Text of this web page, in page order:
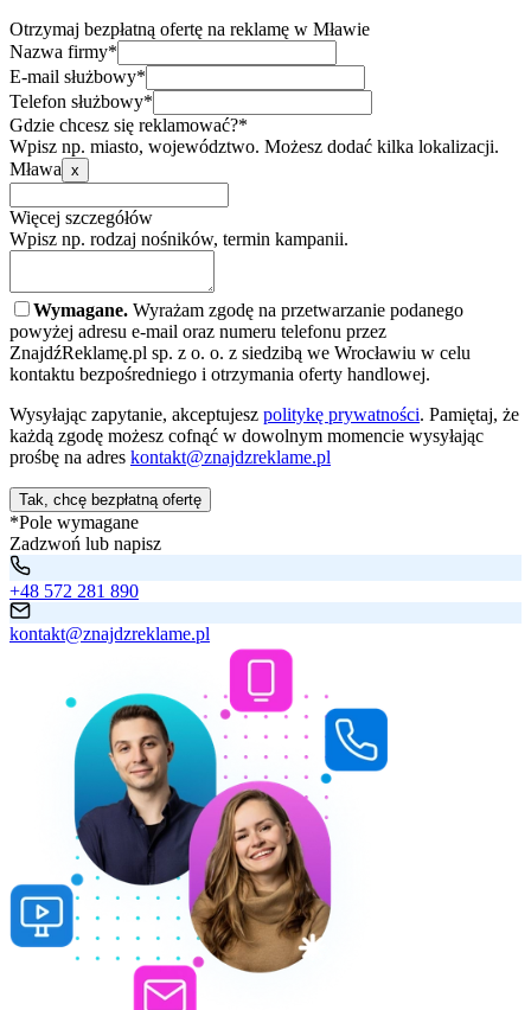
Otrzymaj bezpłatną ofertę na reklamę w Mławie
Nazwa firmy*
E-mail służbowy*
Telefon służbowy*
Gdzie chcesz się reklamować?*
Wpisz np. miasto, województwo. Możesz dodać kilka lokalizacji.
Mława x
Więcej szczegółów
Wpisz np. rodzaj nośników, termin kampanii.
Wymagane. Wyrażam zgodę na przetwarzanie podanego
powyżej adresu e-mail oraz numeru telefonu przez
ZnajdźReklamę.pl sp. z o. o. z siedzibą we Wrocławiu w celu
kontaktu bezpośredniego i otrzymania oferty handlowej.
Wysyłając zapytanie, akceptujesz politykę prywatności. Pamiętaj, że
każdą zgodę możesz cofnąć w dowolnym momencie wysyłając
prośbę na adres kontakt@znajdzreklame.pl
Tak, chcę bezpłatną ofertę
*Pole wymagane
Zadzwoń lub napisz
+48 572 281 890
kontakt@znajdzreklame.pl